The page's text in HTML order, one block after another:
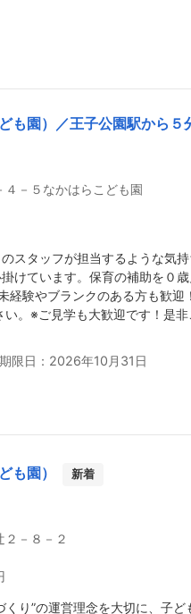
も園）／王子公園駅から５
－５なかはらこども園
スタッフが担当するような気
けています。保育の補助を０
経験やブランクのある方も歓迎
。※ご見学も大歓迎です！是
限日：2026年10月31日
も園） 新着
－８－２
くり”の運営理念を大切に、子